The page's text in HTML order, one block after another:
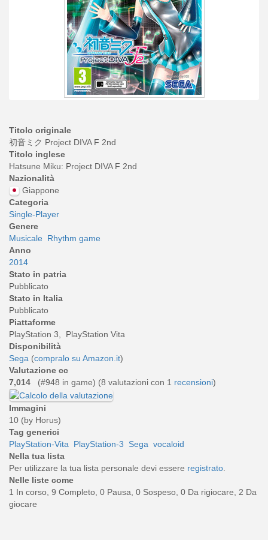
Titolo originale
初音ミク Project DIVA F 2nd
Titolo inglese
Hatsune Miku: Project DIVA F 2nd
Nazionalità
Giappone
Categoria
Single-Player
Genere
Musicale Rhythm game
Anno
2014
Stato in patria
Pubblicato
Stato in Italia
Pubblicato
Piattaforme
PlayStation 3, PlayStation Vita
Disponibilità
Sega (compralo su Amazon.it)
Valutazione cc
7,014
(#948 in game) (8 valutazioni con 1 recensioni)
Immagini
10 (by Horus)
Tag generici
PlayStation-Vita
PlayStation-3 Sega vocaloid
Nella tua lista
Per utilizzare la tua lista personale devi essere registrato
Nelle liste come
1 In corso, 9 Completo, 0 Pausa, 0 Sospeso, 0 Da rigiocare, 2 Da
giocare